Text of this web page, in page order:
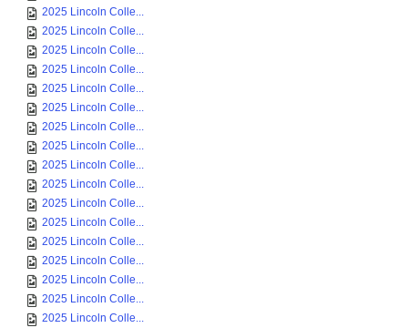
2025 Lincoln Colle...
2025 Lincoln Colle...
2025 Lincoln Colle...
2025 Lincoln Colle...
2025 Lincoln Colle...
2025 Lincoln Colle...
2025 Lincoln Colle...
2025 Lincoln Colle...
2025 Lincoln Colle...
2025 Lincoln Colle...
2025 Lincoln Colle...
2025 Lincoln Colle...
2025 Lincoln Colle...
2025 Lincoln Colle...
2025 Lincoln Colle...
2025 Lincoln Colle...
2025 Lincoln Colle...